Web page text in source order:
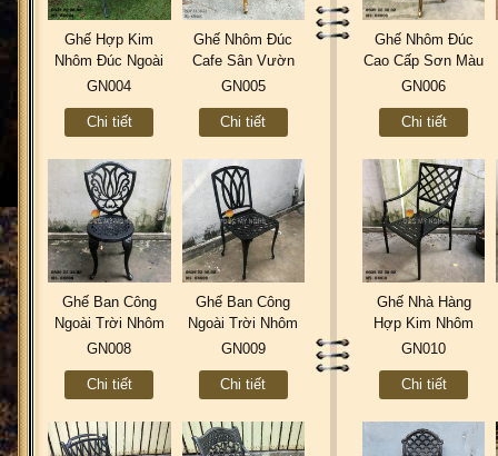
Ghế Hợp Kim
Nhôm Đúc Ngoài
Trời Sân Vườn
GN004
Chi tiết
Ghế Nhôm Đúc
Cafe Sân Vườn
Gia Đình Ngoài
Đồng GN005
GN005
Chi tiết
Ghế Nhôm Đúc
Cao Cấp Sơn Màu
Đồng Giả Cổ Gia
GN006
GN006
Chi tiết
Ghế Ban Công
Ngoài Trời Nhôm
Đúc - Gia đình
GN008
Chi tiết
Ghế Ban Công
Ngoài Trời Nhôm
Đúc Giá Rẻ - Gia
GN009
Chi tiết
Ghế Nhà Hàng
Hợp Kim Nhôm
Đúc Ngoài Trời -
GN010
Chi tiết